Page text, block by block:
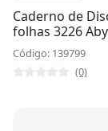
Caderno de
folhas 3226
Código: 139799
(0)